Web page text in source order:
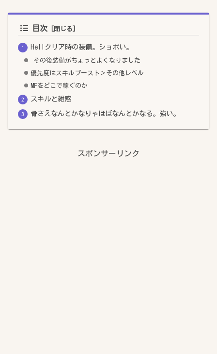
目次
Hellクリア時の装備。ショボい。
その後装備がちょっとよくなりました
優先度はスキルブースト＞その他レベル
MFをどこで稼ぐのか
スキルと雑感
骨さえなんとかなりゃほぼなんとかなる。強い。
スポンサーリンク